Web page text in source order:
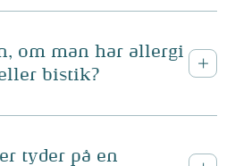
om man har allergi
bistik?
tyder på en